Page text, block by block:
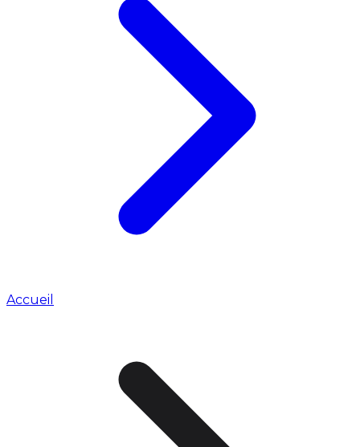
Accueil